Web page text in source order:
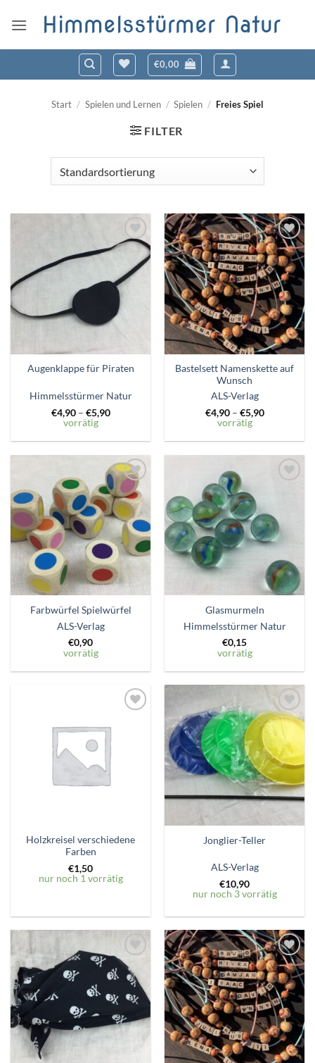
Inhalt
Himmelsstürmer Natur
€0,00
Start / Spielen und Lernen / Spielen / Freies Spiel
FILTER
Zum
Wunschzettel
hinzufügen
Augenklappe für Piraten
Himmelsstürmer Natur
€4,90– €5,90
vorrätig
Zum
Wunschzettel
hinzufügen
Bastelsett Namenskette auf
Wunsch
ALS-Verlag
€4,90– €5,90
vorrätig
Zum
Wunschzettel
hinzufügen
Farbwürfel Spielwürfel
ALS-Verlag
€0,90
vorrätig
Wunschzettel
hinzufügen
Glasmurmeln
Himmelsstürmer Natur
€0,15
vorrätig
Wunschzettel
hinzufügen
Holzkreisel verschiedene
Farben
€1,50
nur noch 1 vorrätig
Zum
Wunschzettel
hinzufügen
Jonglier-Teller
ALS-Verlag
€10,90
nur noch 3 vorrätig
Zum
Wunschzettel
hinzufügen
Zum
Wunschzettel
hinzufügen